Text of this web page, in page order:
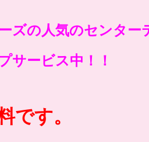
ズの人気のセンター
サービス中！！
です。